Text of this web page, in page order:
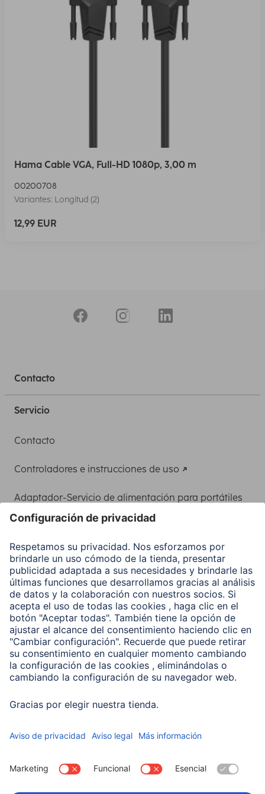
Hama Cable VGA, Full-HD 1080p, 3,00 m
00200708
Variantes: Longitud (2)
12,99 EUR
Contacto
Servicio
Contacto
Controladores e instrucciones de uso
Adaptador-Servicio de alimentación para portátiles
Clientes online
Conviértete en distribuidor
Compañía
Historia de la empresa
Hama en todo el Mundo
Sostenibilidad
Business-Portal